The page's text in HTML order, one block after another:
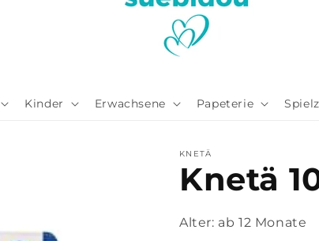
Kinder Erwachsene Papeterie
KNETÄ
Knetä
Alter: ab 12 Monate